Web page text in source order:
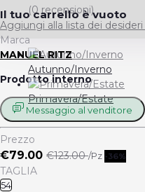
Il tuo carrello è vuoto
Autunno/Inverno
Primavera/Estate
(0 recensioni)
Aggiungi alla lista dei desideri
Marca
MANUEL RITZ
Prodotto interno
Messaggio al venditore
Prezzo
€79.00 €123.00/Pz -36%
TAGLIA
54